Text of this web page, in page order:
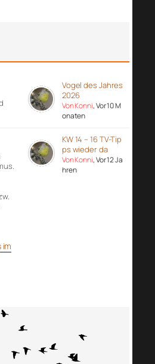
Vogel des Jahres
2026
Von Konni, Vor 10 M
onaten
im
KW 14 – 16 TV-Tip
ps wieder da
Von Konni, Vor 12 Ja
hren